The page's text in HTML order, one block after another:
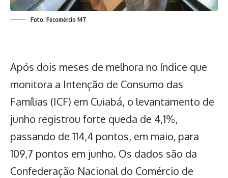
Foto: Fecomércio MT
Após dois meses de melhora no índice que
monitora a Intenção de Consumo das
Famílias (ICF) em Cuiabá, o levantamento de
junho registrou forte queda de 4,1%,
passando de 114,4 pontos, em maio, para
109,7 pontos em junho. Os dados são da
Confederação Nacional do Comércio de